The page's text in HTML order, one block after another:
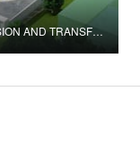
FENGXIANG (TANGMEI) POWER TRANSMISSION AND TRANSFORMATION PROJECT